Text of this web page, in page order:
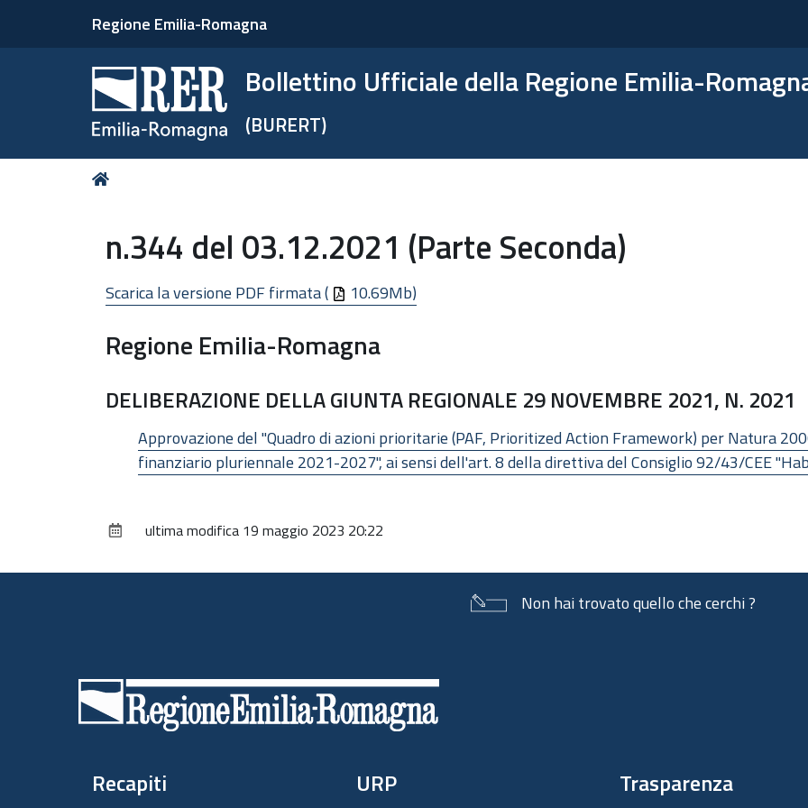
Regione Emilia-Romagna
Bollettino Ufficiale della Regione Emilia-
(BURERT)
Tu
n.344 del 03.12.2021 (Parte Seconda)
Scarica la versione PDF firmata ( 10.69Mb)
Regione Emilia-Romagna
DELIBERAZIONE DELLA GIUNTA REGIONALE 29 NOVEMBRE 2021, N. 2021
Approvazione del "Quadro di azioni prioritarie (PAF, Prioritized Action Framework) per Natura
finanziario pluriennale 2021-2027", ai sensi dell'art. 8 della direttiva del Consiglio 92/43/CEE
ultima modifica 19 maggio 2023 20:22
Non hai trovato quello che cerchi ?
Recapiti URP Trasparenza